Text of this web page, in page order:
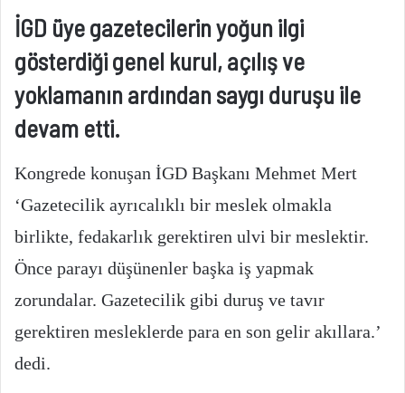
İGD üye gazetecilerin yoğun ilgi
gösterdiği genel kurul, açılış ve
yoklamanın ardından saygı duruşu ile
devam etti.
Kongrede konuşan İGD Başkanı Mehmet Mert
‘Gazetecilik ayrıcalıklı bir meslek olmakla
birlikte, fedakarlık gerektiren ulvi bir meslektir.
Önce parayı düşünenler başka iş yapmak
zorundalar. Gazetecilik gibi duruş ve tavır
gerektiren mesleklerde para en son gelir akıllara.’
dedi.